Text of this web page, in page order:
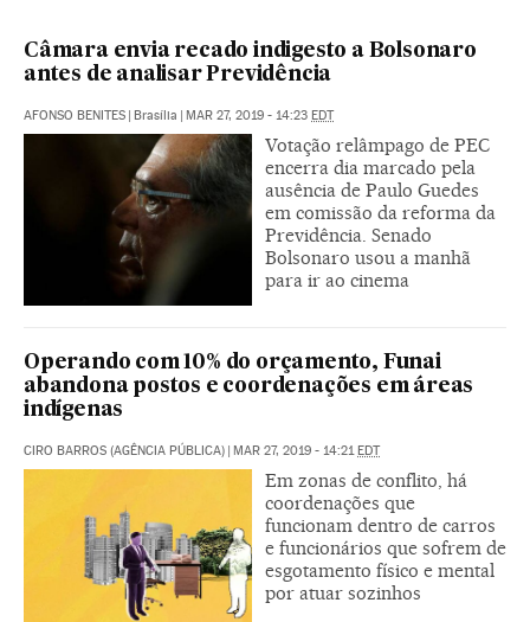
Câmara envia recado indigesto a Bolsonaro
antes de analisar Previdência
AFONSO BENITES | Brasília | MAR 27, 2019 - 14:23 EDT
Votação relâmpago de PEC
encerra dia marcado pela
ausência de Paulo Guedes
em comissão da reforma da
Previdência. Senado
Bolsonaro usou a manhã
para ir ao cinema
Operando com 10% do orçamento, Funai
abandona postos e coordenações em áreas
indígenas
CIRO BARROS (AGÊNCIA PÚBLICA) | MAR 27, 2019 - 14:21EDT
Em zonas de conflito, há
coordenações que
funcionam dentro de carros
e funcionários que sofrem de
esgotamento físico e mental
por atuar sozinhos